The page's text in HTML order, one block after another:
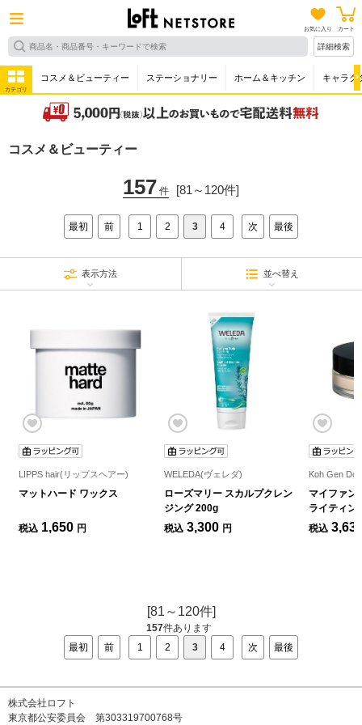
お気に入り カート
詳細検索
カテゴリ
コスメ＆ビューティー ステーショナリー ホーム＆キッチン キャラク
コスメ＆ビューティー
157 件 [81～120件]
最初 前 1 2 3 4 次 最後
表示方法 並べ替え
LIPPS hair(リップスヘアー)
マットハード ワックス
税込 1,650 円
WELEDA(ヴェレダ)
ローズマリー スカルプクレン
ジング 200g
税込 3,300 円
Koh Gen
マイファン
ライティン
デーション
税込
[81～120件]
157件あります
最初
前 1 2 3 4 次 最後
株式会社ロフト
東京都公安委員会 第303319700768号